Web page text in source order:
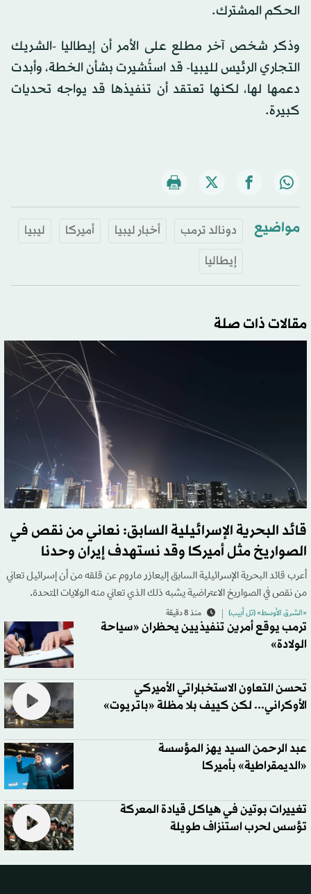
الحكم المشترك.
وذكر شخص آخر مطلع على الأمر أن إيطاليا -الشريك
التجاري الرئيس لليبيا- قد استُشيرت بشأن الخطة، وأبدت
دعمها لها، لكنها تعتقد أن تنفيذها قد يواجه تحديات
كبيرة.
مواضيع دونالد ترمب أخبار ليبيا أميركا
ليبيا
إيطاليا
مقالات ذات صلة
قائد البحرية الإسرائيلية السابق: نعاني من نقص في
الصواريخ مثل أميركا وقد نستهدف إيران وحدنا
أعرب قائد البحرية الإسرائيلية السابق إليعازر ماروم عن قلقه من أن إسرائيل تعاني
من نقص في الصواريخ الاعتراضية يشبه ذلك الذي تعاني منه الولايات المتحدة.
«الشرق الأوسط» (تل أبيب) منذ 8 دقيقة
ترمب يوقع أمرين تنفيذيين يحظران «سياحة
الولادة»
تحسن التعاون الاستخباراتي الأميركي
الأوكراني... لكن كييف بلا مظلة «باتريوت»
عبد الرحمن السيد يهز المؤسسة
«الديمقراطية» بأميركا
تغييرات بوتين في هياكل قيادة المعركة
تؤسس لحرب استنزاف طويلة